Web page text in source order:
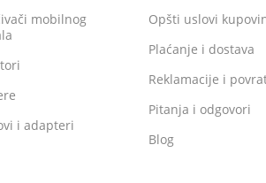
mobilnog
i adapteri
Opšti uslovi
Plaćanje i dostava
Reklamacije i
Pitanja i odgovori
Blog